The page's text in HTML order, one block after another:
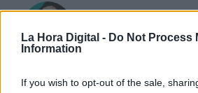
La Hora Digital - Do Not Process
Information
If you wish to opt-out of the sale,
Por Juan Manuel Beltrán
El Conflicto de Oriente